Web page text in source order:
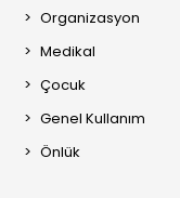
Organizasyon
Medikal
Çocuk
Genel Kullanım
Önlük